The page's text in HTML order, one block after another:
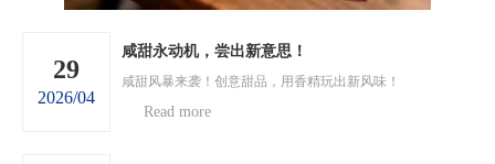
29
2026/04
咸甜永动机，尝出新意思！
咸甜风暴来袭！创意甜品，用香精玩出新风味！
Read more